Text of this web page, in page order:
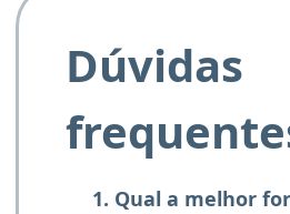
Dúvidas
1. Qual a melhor